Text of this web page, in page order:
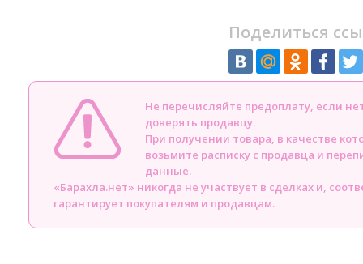
Поделиться
Не перечисляйте предоплату, если
доверять продавцу.
При получении товара, в качестве
возьмите расписку с продавца и
данные.
«Барахла.нет» никогда не участвует в сделках и,
гарантирует покупателям и продавцам.